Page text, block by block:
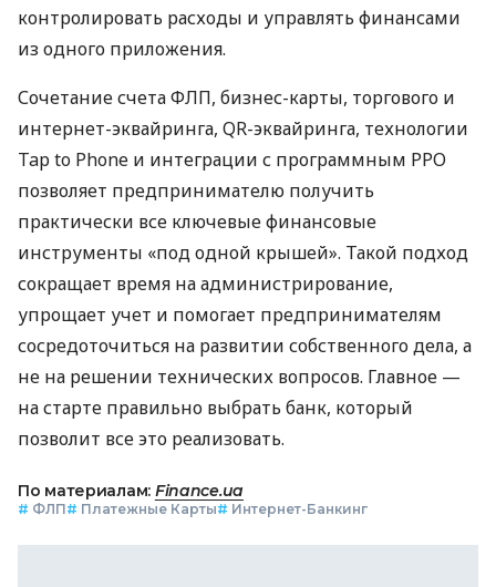
контролировать расходы и управлять финансами
из одного приложения.
Сочетание счета ФЛП, бизнес-карты, торгового и
интернет-эквайринга, QR-эквайринга, технологии
Tap to Phone и интеграции с программным РРО
позволяет предпринимателю получить
практически все ключевые финансовые
инструменты «под одной крышей». Такой подход
сокращает время на администрирование,
упрощает учет и помогает предпринимателям
сосредоточиться на развитии собственного дела, а
не на решении технических вопросов. Главное —
на старте правильно выбрать банк, который
позволит все это реализовать.
По материалам: Finance.ua
# ФЛП# Платежные Карты# Интернет-Банкинг